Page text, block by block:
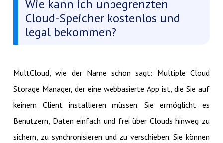
Wie kann ich unbegrenzten
Cloud-Speicher kostenlos und
legal bekommen?
MultCloud, wie der Name schon sagt: Multiple Cloud
Storage Manager, der eine webbasierte App ist, die Sie auf
keinem Client installieren müssen. Sie ermöglicht es
Benutzern, Daten einfach und frei über Clouds hinweg zu
sichern, zu synchronisieren und zu verschieben. Sie können